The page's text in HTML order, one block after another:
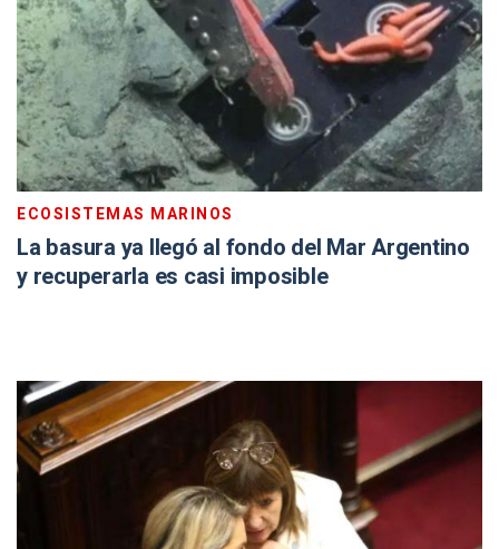
ECOSISTEMAS MARINOS
La basura ya llegó al fondo del Mar Argentino
y recuperarla es casi imposible